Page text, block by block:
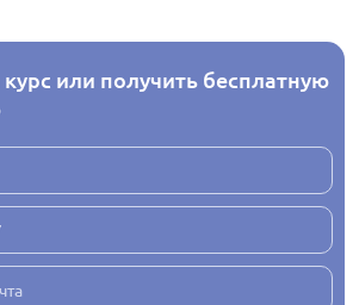
курс или получить бесплатную